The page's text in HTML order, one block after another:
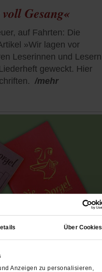
Über Cookies
Anzeigen zu personalisieren,
Gesang«
auf Fahrten: Die
»Wir lagen vor
Leserinnen und Lesern
geweckt. Hier
/mehr